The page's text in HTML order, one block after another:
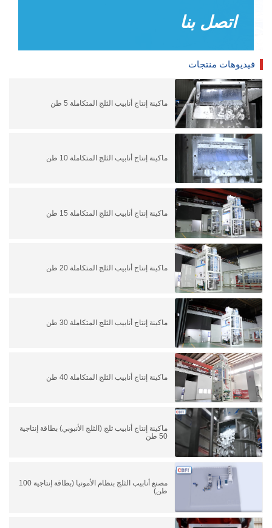
اتصل بنا
فيديوهات منتجات
ماكينة إنتاج أنابيب الثلج المتكاملة 5 طن
ماكينة إنتاج أنابيب الثلج المتكاملة 10 طن
ماكينة إنتاج أنابيب الثلج المتكاملة 15 طن
ماكينة إنتاج أنابيب الثلج المتكاملة 20 طن
ماكينة إنتاج أنابيب الثلج المتكاملة 30 طن
ماكينة إنتاج أنابيب الثلج المتكاملة 40 طن
ماكينة إنتاج أنابيب ثلج (الثلج الأنبوبي) بطاقة إنتاجية
50 طن
مصنع أنابيب الثلج بنظام الأمونيا (بطاقة إنتاجية 100
طن)